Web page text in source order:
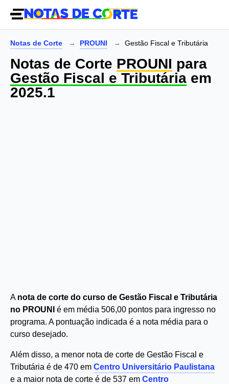
Notas de Corte PROUNI Gestão Fiscal e Tributária
Notas de Corte PROUNI para
Gestão Fiscal e Tributária em
2025.1
A nota de corte do curso de Gestão Fiscal e Tributária
no PROUNI
é em média 506,00 pontos para ingresso no
programa. A pontuação indicada é a nota média para o
curso desejado.
Além disso, a menor nota de corte de Gestão Fiscal e
Tributária é de 470 em Centro Universitário Paulistana
e a maior nota de corte é de 537 em Centro